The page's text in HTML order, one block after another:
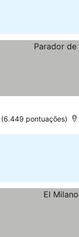
(6.449 pontuações)